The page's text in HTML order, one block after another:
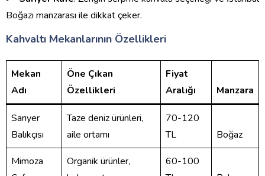
Boğazı manzarası ile dikkat çeker.
Kahvaltı Mekanlarının Özellikleri
Mekan
Adı
Öne Çıkan
Özellikleri
Fiyat
Aralığı
Manzara
Sarıyer
Balıkçısı
Taze deniz ürünleri,
aile ortamı
70-120
TL
Boğaz
Mimoza
Organik ürünler,
60-100